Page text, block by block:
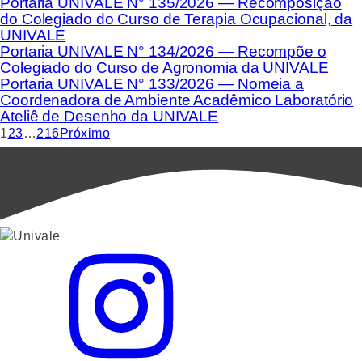
do Colegiado do Curso de Terapia Ocupacional, da
UNIVALE
Portaria UNIVALE N° 134/2026 — Recompõe o
Colegiado do Curso de Agronomia da UNIVALE
Portaria UNIVALE N° 133/2026 — Nomeia a
Coordenadora de Ambiente Acadêmico Laboratório
Ateliê de Desenho da UNIVALE
123…216Próximo